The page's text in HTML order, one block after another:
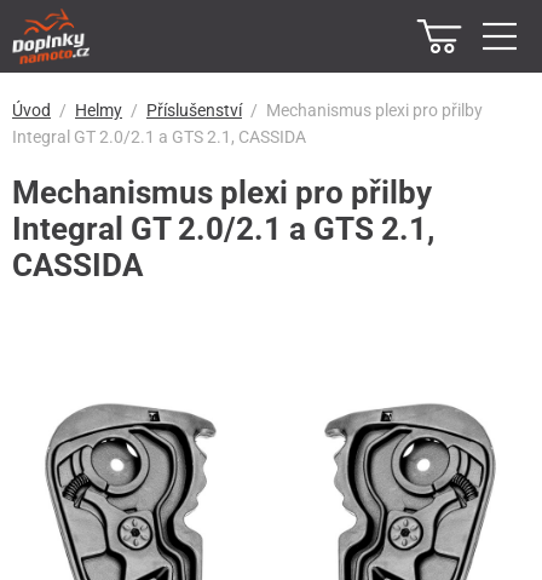
Úvod Helmy Příslušenství
Mechanismus plexi pro přilby
Integral GT 2.0/2.1 a GTS 2.1, CASSIDA
Mechanismus plexi pro přilby
Integral GT 2.0/2.1 a GTS 2.1,
CASSIDA